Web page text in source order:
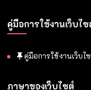
คู่มือการใช้งานเว็บไ
คู่มือการใช้งานเว็บไ
ภาษาของเว็บไซต์